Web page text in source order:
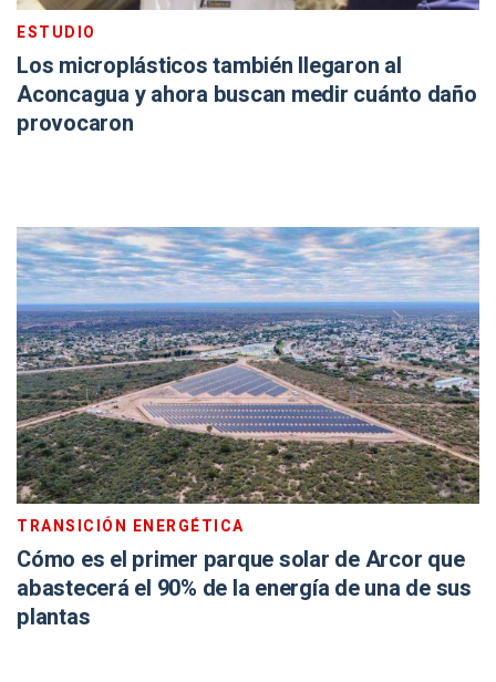
ESTUDIO
Los microplásticos también llegaron al
Aconcagua y ahora buscan medir cuánto daño
provocaron
TRANSICIÓN ENERGÉTICA
Cómo es el primer parque solar de Arcor que
abastecerá el 90% de la energía de una de sus
plantas